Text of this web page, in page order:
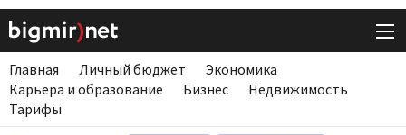
Главная Личный бюджет
Экономика
Карьера и образование
Бизнес
Недвижимость
Тарифы